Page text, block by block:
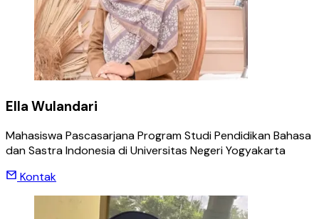
Ella Wulandari
Mahasiswa Pascasarjana Program Studi Pendidikan Bahasa
dan Sastra Indonesia di Universitas Negeri Yogyakarta
Kontak